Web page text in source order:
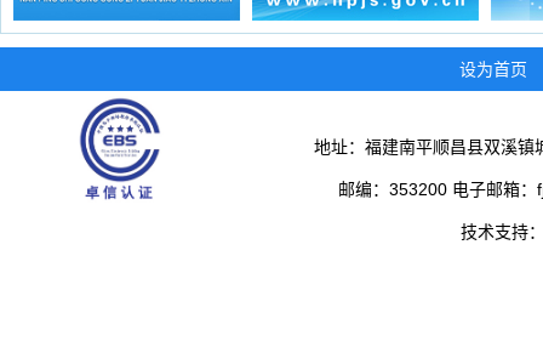
设为首页
地址：福建南平顺昌县双溪
邮编：353200 电子邮箱
技术支持